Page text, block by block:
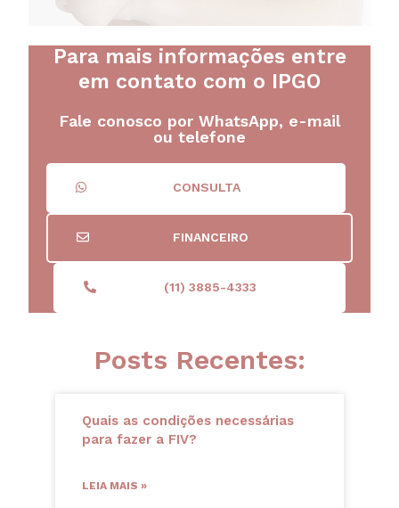
Para mais informações entre
em contato com o IPGO
Fale conosco por WhatsApp, e-mail
ou telefone
CONSULTA
FINANCEIRO
(11) 3885-4333
Posts Recentes:
Quais as condições necessárias
para fazer a FIV?
LEIA MAIS »